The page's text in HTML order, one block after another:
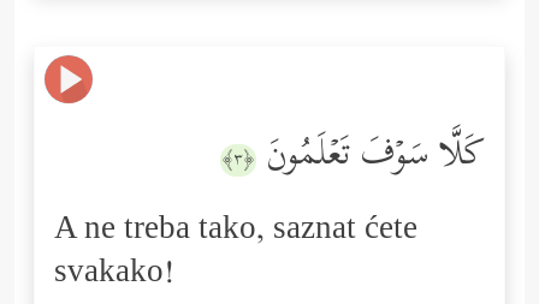
كَلَّا سَوۡفَ تَعۡلَمُونَ ﴿٣﴾
A ne treba tako, saznat ćete
svakako!